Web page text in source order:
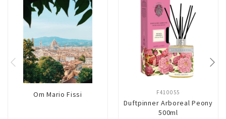
Om Mario Fissi
Duftpinner Arboreal Peony
500ml
F410055